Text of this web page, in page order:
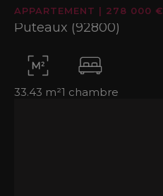
APPARTEMENT | 278 000 €
Puteaux (92800)
33.43 m²1 chambre